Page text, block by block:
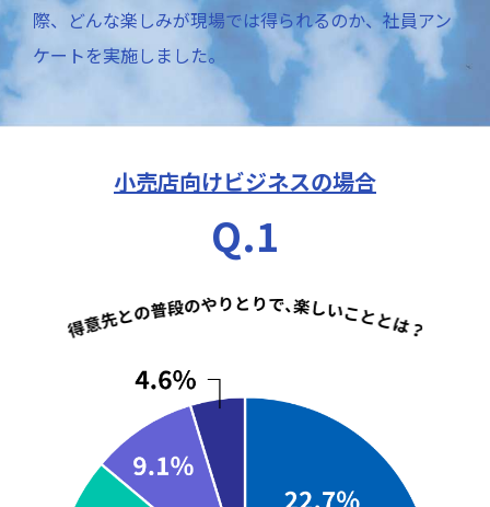
Y.K / 2017年入社
西日本本部 量販営業部
S.T / 2015年入社
S.Y / 2014年入社
A.S / 2010年入社
この仕事が、社会にもたらす“意味”とは
Special Contents
マーケットの可能性と、 日酒販への期待
社員アンケート
楽しみを見つける“コツ”とは
際、どんな楽しみが現場では得られるのか、社員アン
ケートを実施しました。
小売店向けビジネスの場合
Q.1